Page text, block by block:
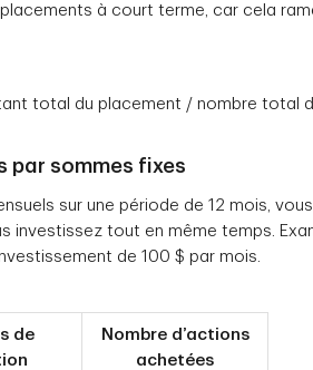
à court terme, car cela
total du placement / nombre total
par sommes fixes
sur une période de 12 mois,
investissez tout en même temps.
de 100 $ par mois.
de
Nombre d’actions
achetées